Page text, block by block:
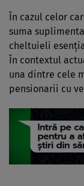
În cazul celor
suma
cheltuieli
În contextul
una dintre cele
pensionarii cu